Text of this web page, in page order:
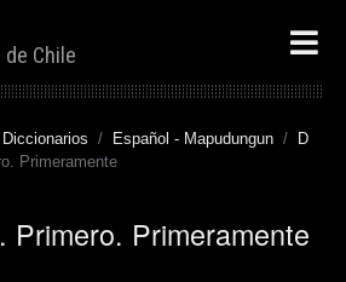
Chile
Diccionarios Español - Mapudungun
D
Primeramente
Primero. Primeramente